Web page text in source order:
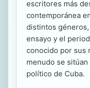
escritores más
contemporánea
distintos
ensayo y el
conocido por sus
menudo se
político de Cuba.